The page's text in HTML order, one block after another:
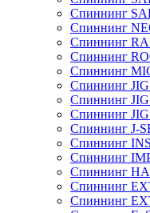
Спиннинг
Спиннинг
Спиннинг
Спиннинг
Спиннинг
Спиннинг
Спиннинг
Спиннинг JIG
Спиннинг J-
Спиннинг
Спиннинг
Спиннинг
Спиннинг
Спиннинг